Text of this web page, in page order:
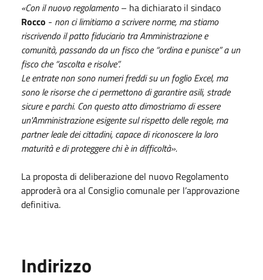
«Con il nuovo regolamento– ha dichiarato il sindaco
Rocco - non ci limitiamo a scrivere norme, ma stiamo
riscrivendo il patto fiduciario tra Amministrazione e
comunità, passando da un fisco che “ordina e punisce” a un
fisco che “ascolta e risolve”.
Le entrate non sono numeri freddi su un foglio Excel, ma
sono le risorse che ci permettono di garantire asili, strade
sicure e parchi. Con questo atto dimostriamo di essere
un'Amministrazione esigente sul rispetto delle regole, ma
partner leale dei cittadini, capace di riconoscere la loro
maturità e di proteggere chi è in difficoltà».
La proposta di deliberazione del nuovo Regolamento
approderà ora al Consiglio comunale per l’approvazione
definitiva.
Indirizzo